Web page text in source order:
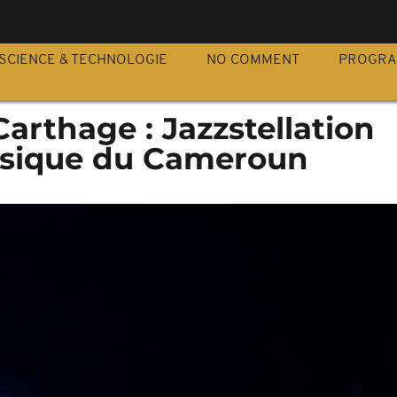
SCIENCE & TECHNOLOGIE NO COMMENT
: Jazzstellation
du Cameroun